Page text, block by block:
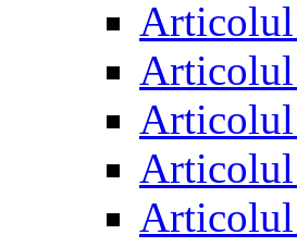
Articolul